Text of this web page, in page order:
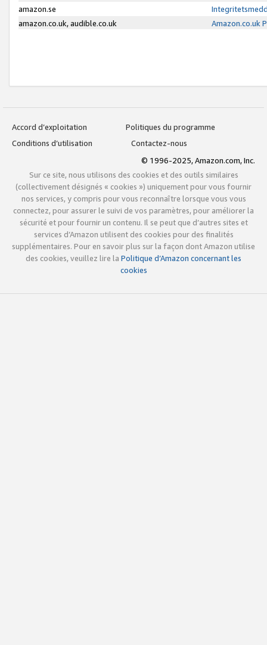
amazon.se
amazon.co.uk, audible.co.uk
Amazon.co.uk
Accord d’exploitation
Politiques du programme
Conditions d’utilisation
Contactez-nous
© 1996-2025, Amazon.com, Inc.
Sur ce site, nous utilisons des cookies et des outils similaires
(collectivement désignés « cookies ») uniquement pour vous fournir
nos services, y compris pour vous reconnaître lorsque vous vous
connectez, pour assurer le suivi de vos paramètres, pour améliorer la
sécurité et pour fournir un contenu. Il se peut que d’autres sites et
services d’Amazon utilisent des cookies pour des finalités
supplémentaires. Pour en savoir plus sur la façon dont Amazon utilise
des cookies, veuillez lire la Politique d’Amazon concernant les
cookies